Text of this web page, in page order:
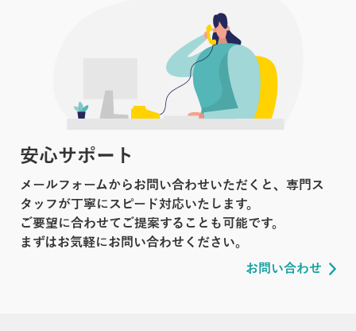
安心サポート
メールフォームからお問い合わせいただくと、専門ス
タッフが丁寧にスピード対応いたします。
ご要望に合わせてご提案することも可能です。
まずはお気軽にお問い合わせください。
お問い合わせ